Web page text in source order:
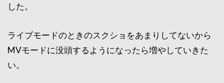
した。
ライブモードのときのスクショをあまりしてないから
MVモードに没頭するようになったら増やしていきた
い。